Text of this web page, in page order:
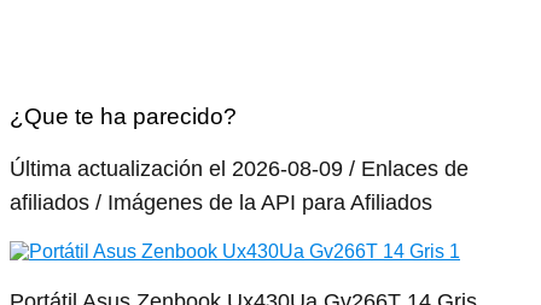
¿Que te ha parecido?
Última actualización el 2026-08-09 / Enlaces de
afiliados / Imágenes de la API para Afiliados